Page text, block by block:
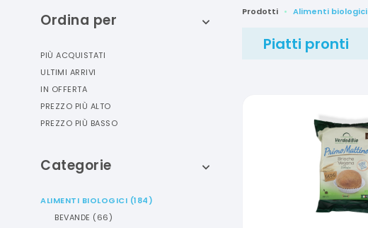
Ordina per
PIÙ ACQUISTATI
ULTIMI ARRIVI
IN OFFERTA
PREZZO PIÙ ALTO
PREZZO PIÙ BASSO
Categorie
ALIMENTI BIOLOGICI (184)
BEVANDE (66)
Prodotti Alimenti biologici
Piatti pronti